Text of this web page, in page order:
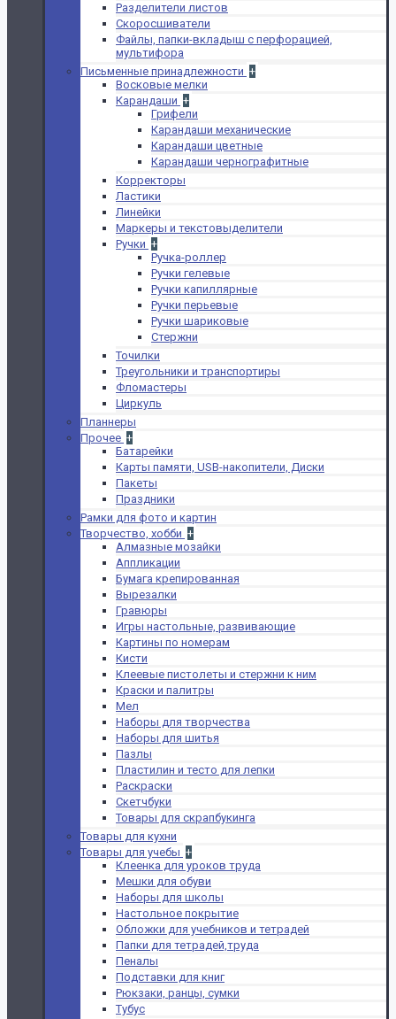
Разделители листов
Скоросшиватели
Файлы, папки-вкладыш с перфорацией,
мультифора
Письменные принадлежности +
Восковые мелки
Карандаши +
Грифели
Карандаши механические
Карандаши цветные
Карандаши чернографитные
Корректоры
Ластики
Линейки
Маркеры и текстовыделители
Ручки +
Ручка-роллер
Ручки гелевые
Ручки капиллярные
Ручки перьевые
Ручки шариковые
Стержни
Точилки
Треугольники и транспортиры
Фломастеры
Циркуль
Планнеры
Прочее +
Батарейки
Карты памяти, USB-накопители, Диски
Пакеты
Праздники
Рамки для фото и картин
Творчество, хобби +
Алмазные мозайки
Аппликации
Бумага крепированная
Вырезалки
Гравюры
Игры настольные, развивающие
Картины по номерам
Кисти
Клеевые пистолеты и стержни к ним
Краски и палитры
Мел
Наборы для творчества
Наборы для шитья
Пазлы
Пластилин и тесто для лепки
Раскраски
Скетчбуки
Товары для скрапбукинга
Товары для кухни
Товары для учебы +
Клеенка для уроков труда
Мешки для обуви
Наборы для школы
Настольное покрытие
Обложки для учебников и тетрадей
Папки для тетрадей,труда
Пеналы
Подставки для книг
Рюкзаки, ранцы, сумки
Тубус